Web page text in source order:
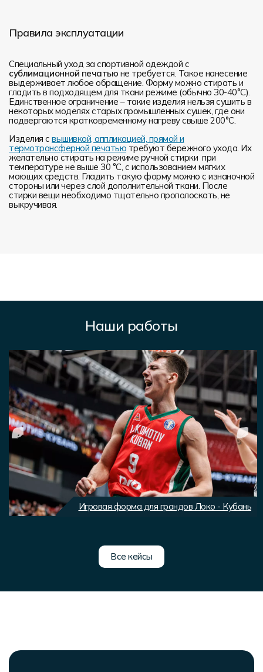
Правила эксплуатации
Специальный уход за спортивной одеждой с
сублимационной печатью не требуется. Такое нанесение
выдерживает любое обращение. Форму можно стирать и
гладить в подходящем для ткани режиме (обычно 30-40°С).
Единственное ограничение – такие изделия нельзя сушить в
некоторых моделях старых промышленных сушек, где они
подвергаются кратковременному нагреву свыше 200°С.
Изделия с вышивкой, аппликацией, прямой и
термотрансферной печатью требуют бережного ухода. Их
желательно стирать на режиме ручной стирки при
температуре не выше 30 °C, с использованием мягких
моющих средств. Гладить такую форму можно с изнаночной
стороны или через слой дополнительной ткани. После
стирки вещи необходимо тщательно прополоскать, не
выкручивая.
Наши работы
Игровая форма для грандов Локо - Кубань
Все кейсы